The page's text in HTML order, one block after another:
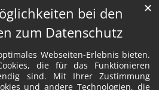
bei den
zum Datenschutz
Webseiten-Erlebnis bieten.
die für das Funktionieren
sind. Mit Ihrer Zustimmung
und andere Technologien, die
✕